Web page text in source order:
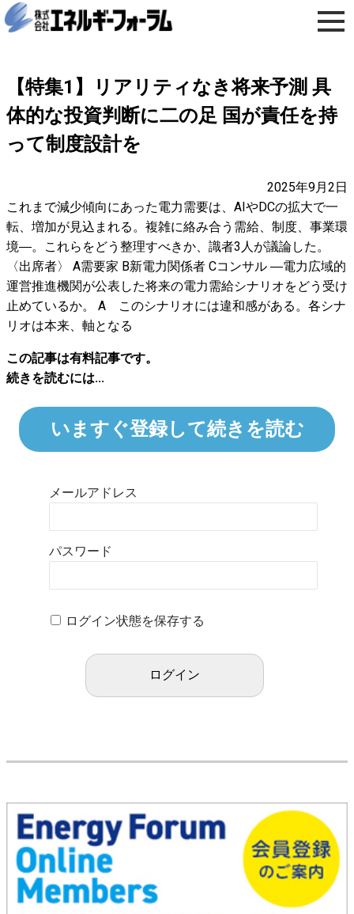
【特集1】リアリティなき将来予測 具
体的な投資判断に二の足 国が責任を持
って制度設計を
2025年9月2日
これまで減少傾向にあった電力需要は、AIやDCの拡大で一
転、増加が見込まれる。複雑に絡み合う需給、制度、事業環
境―。これらをどう整理すべきか、識者3人が議論した。
〈出席者〉 A需要家 B新電力関係者 Cコンサル ―電力広域的
運営推進機関が公表した将来の電力需給シナリオをどう受け
止めているか。 A このシナリオには違和感がある。各シナ
リオは本来、軸となる
この記事は有料記事です。
続きを読むには...
いますぐ登録して続きを読む
メールアドレス
パスワード
ログイン状態を保存する